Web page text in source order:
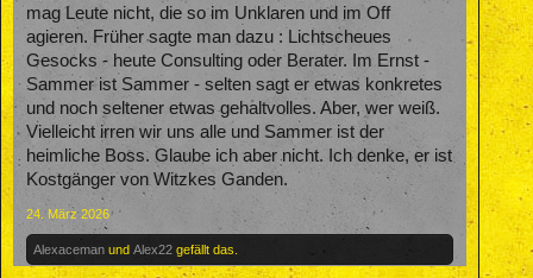
mag Leute nicht, die so im Unklaren und im Off
agieren. Früher sagte man dazu : Lichtscheues
Gesocks - heute Consulting oder Berater. Im Ernst -
Sammer ist Sammer - selten sagt er etwas konkretes
und noch seltener etwas gehaltvolles. Aber, wer weiß.
Vielleicht irren wir uns alle und Sammer ist der
heimliche Boss. Glaube ich aber nicht. Ich denke, er ist
Kostgänger von Witzkes Ganden.
24. März 2026
Alexaceman und Alex22 gefällt das.